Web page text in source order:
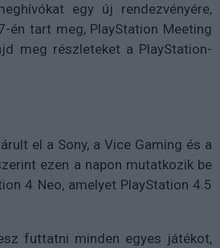
egy új rendezvényére,
én tart meg, PlayStation Meeting
meg részleteket a PlayStation-
el a Sony, a Vice Gaming és a
ezen a napon mutatkozik be
4 Neo, amelyet PlayStation 4.5
futtatni minden egyes játékot,